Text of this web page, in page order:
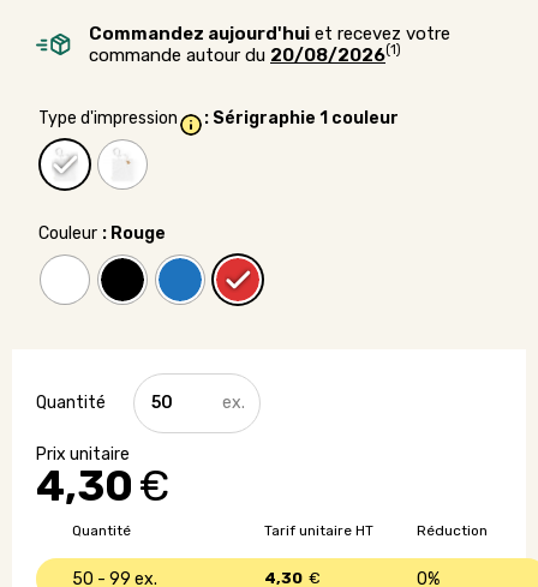
Commandez aujourd'hui et recevez votre
commande autour du 20/08/2026(1)
Type d'impression : Sérigraphie 1 couleur
Couleur : Rouge
4,30€
quantité
de
Tote
couleurs
en
Quantité Réduction
Tarif unitaire HT
50 - 99 0%
4,30 €